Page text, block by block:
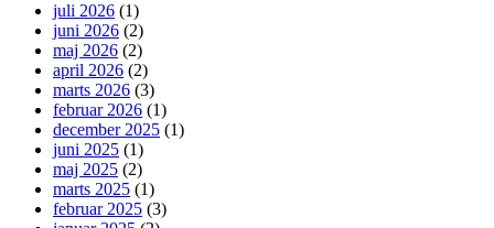
juli 2026 (1)
juni 2026 (2)
maj 2026 (2)
april 2026 (2)
marts 2026 (3)
februar 2026 (1)
december 2025 (1)
juni 2025 (1)
maj 2025 (2)
marts 2025 (1)
februar 2025 (3)